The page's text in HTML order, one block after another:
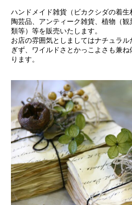
ハンドメイド雑貨（ビカクシダの着生
陶芸品、アンティーク雑貨、植物（
類等）等を販売いたします。
お店の雰囲気としましてはナチュラ
ぎず、ワイルドさとかっこよさも兼
ります。